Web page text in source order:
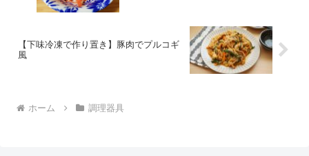
【下味冷凍で作り置き】豚肉でプルコギ
風
ホーム 調理器具